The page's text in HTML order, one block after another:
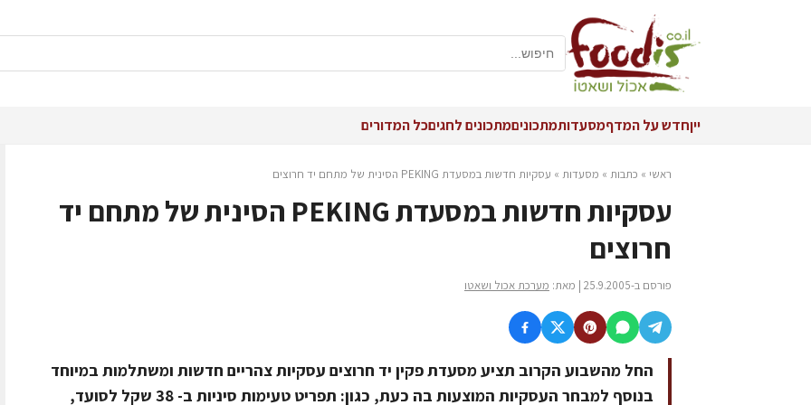
ייןחדש על המדףמסעדותמתכוניםמתכונים לחגיםכל המדורים
ראשי » כתבות » מסעדות » עסקיות חדשות במסעדת PEKING הסינית של מתחם יד חרוצים
עסקיות חדשות במסעדת PEKING הסינית של מתחם יד
חרוצים
פורסם ב-25.9.2005 | מאת: מערכת אכול ושאטו
החל מהשבוע הקרוב תציע מסעדת פקין יד חרוצים עסקיות צהריים חדשות ומשתלמות במיוחד
בנוסף למבחר העסקיות המוצעות בה כעת, כגון: תפריט טעימות סיניות ב- 38 שקל לסועד,